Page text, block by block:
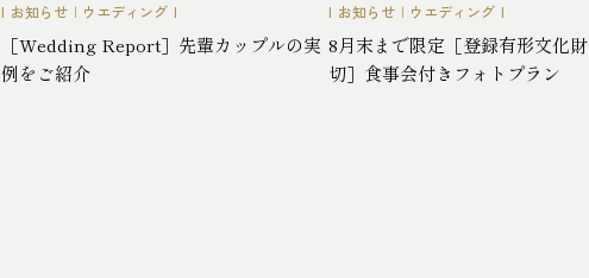
お知らせ | ウエディング
［Wedding Report］先輩カップルの実
例をご紹介
お知らせ | ウエディング
8月末まで限定［登録有形文化
切］食事会付きフォトプラン